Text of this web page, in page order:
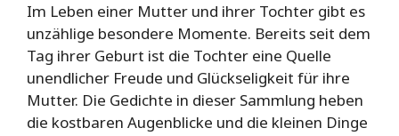
Im Leben einer Mutter und ihrer Tochter gibt es
unzählige besondere Momente. Bereits seit dem
Tag ihrer Geburt ist die Tochter eine Quelle
unendlicher Freude und Glückseligkeit für ihre
Mutter. Die Gedichte in dieser Sammlung heben
die kostbaren Augenblicke und die kleinen Dinge